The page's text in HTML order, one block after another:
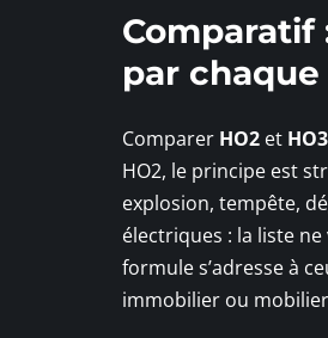
par
Comparer HO2 et HO3
HO2, le principe est
explosion, tempête,
électriques : la liste
formule s’adresse à
immobilier ou